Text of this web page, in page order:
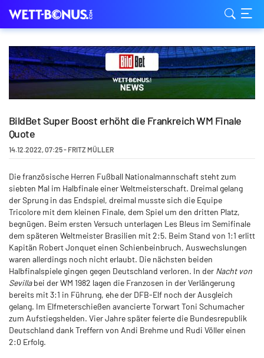
BildBet Super Boost erhöht die Frankreich WM Finale
Quote
14.12.2022,07:25- FRITZ MÜLLER
Die französische Herren Fußball Nationalmannschaft steht zum
siebten Mal im Halbfinale einer Weltmeisterschaft. Dreimal gelang
der Sprung in das Endspiel, dreimal musste sich die Equipe
Tricolore mit dem kleinen Finale, dem Spiel um den dritten Platz,
begnügen. Beim ersten Versuch unterlagen Les Bleus im Semifinale
dem späteren Weltmeister Brasilien mit 2:5. Beim Stand von 1:1 erlitt
Kapitän Robert Jonquet einen Schienbeinbruch, Auswechslungen
waren allerdings noch nicht erlaubt. Die nächsten beiden
Halbfinalspiele gingen gegen Deutschland verloren. In der Nacht von
Sevillabei der WM 1982 lagen die Franzosen in der Verlängerung
bereits mit 3:1 in Führung, ehe der DFB-Elf noch der Ausgleich
gelang. Im Elfmeterschießen avancierte Torwart Toni Schumacher
zum Aufstiegshelden. Vier Jahre später feierte die Bundesrepublik
Deutschland dank Treffern von Andi Brehme und Rudi Völler einen
2:0 Erfolg.